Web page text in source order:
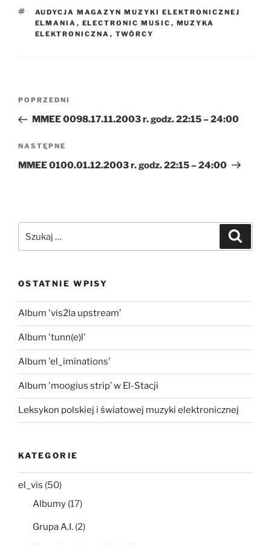
TAGI
AUDYCJA MAGAZYN MUZYKI ELEKTRONICZNEJ
ELMANIA , ELECTRONIC MUSIC , MUZYKA
ELEKTRONICZNA , TWÓRCY
Nawigacja
Poprzedni
wpis
POPRZEDNI
MMEE 0098.17.11.2003 r. godz. 22:15 – 24:00
Następny
wpis
NASTĘPNE
MMEE 0100.01.12.2003 r. godz. 22:15 – 24:00
OSTATNIE WPISY
Album 'vis2la upstream’
Album 'tunn(e)l’
Album 'el_iminations’
Album 'moogius strip’ w El-Stacji
Leksykon polskiej i światowej muzyki elektronicznej
KATEGORIE
el_vis (50)
Albumy (17)
Grupa A.I. (2)